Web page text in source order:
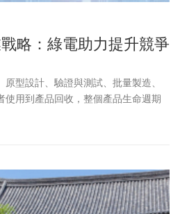
略：綠電助力提升競爭
型設計、驗證與測試、批量製造、
使用到產品回收，整個產品生命週期
到減碳，除了綠電，還能從多方面
而是美事一樁。但減碳伴隨的體質健
力，提升整體產業價值。